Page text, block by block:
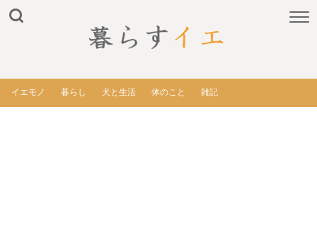
イエモノ 暮らし 犬と生活 体のこと 雑記